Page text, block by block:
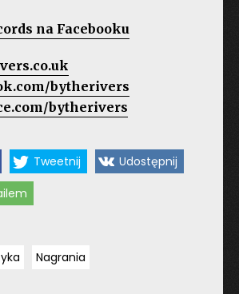
na Facebooku
bytherivers
bytherivers
Tweetnij
Udostępnij
Nagrania